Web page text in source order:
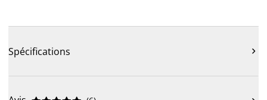
Spécifications 